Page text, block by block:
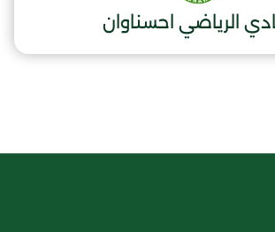
الرياضي احسناوان